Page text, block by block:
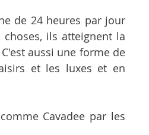
de 24 heures par jour
ils atteignent la
aussi une forme de
et les luxes et en
Cavadee par les